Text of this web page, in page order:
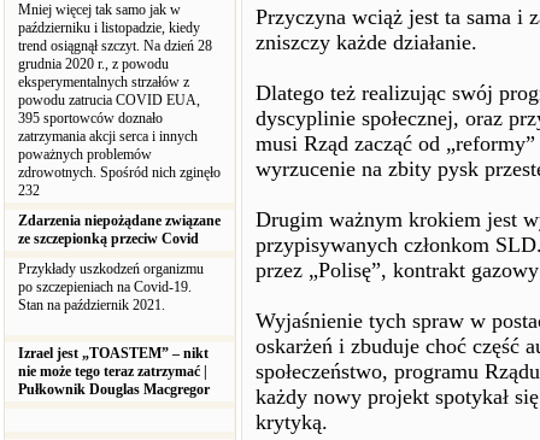
Mniej więcej tak samo jak w
październiku i listopadzie, kiedy
trend osiągnął szczyt. Na dzień 28
grudnia 2020 r., z powodu
eksperymentalnych strzałów z
powodu zatrucia COVID EUA,
395 sportowców doznało
zatrzymania akcji serca i innych
poważnych problemów
zdrowotnych. Spośród nich zginęło
232
Zdarzenia niepożądane związane
ze szczepionką przeciw Covid
Przykłady uszkodzeń organizmu
po szczepieniach na Covid-19.
Stan na październik 2021.
Izrael jest „TOASTEM” – nikt
nie może tego teraz zatrzymać |
Pułkownik Douglas Macgregor
Przyczyna wciąż jest ta sama i
zniszczy każde działanie.
Dlatego też realizując swój
dyscyplinie społecznej, oraz
musi Rząd zacząć od
wyrzucenie na zbity pysk
Drugim ważnym krokiem jest
przypisywanych członkom
przez „Polisę”, kontrakt
Wyjaśnienie tych spraw w
oskarżeń i zbuduje choć część
społeczeństwo, programu
każdy nowy projekt spotykał
krytyką.